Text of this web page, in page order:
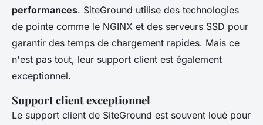
performances. SiteGround utilise des technologies
de pointe comme le NGINX et des serveurs SSD pour
garantir des temps de chargement rapides. Mais ce
n'est pas tout, leur support client est également
exceptionnel.
Support client exceptionnel
Le support client de SiteGround est souvent loué pour